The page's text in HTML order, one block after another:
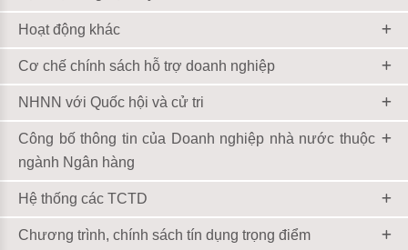
Hoạt động khác
Cơ chế chính sách hỗ trợ doanh nghiệp
NHNN với Quốc hội và cử tri
Công bố thông tin của Doanh nghiệp nhà nước thuộc
ngành Ngân hàng
Hệ thống các TCTD
Chương trình, chính sách tín dụng trọng điểm